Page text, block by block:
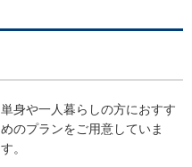
単身や一人暮らしの方におすす
めのプランをご用意していま
す。